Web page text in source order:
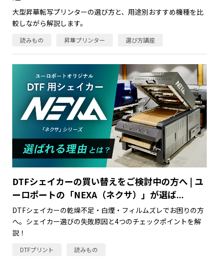
大型昇華転写プリンターの選び方と、用途別おすすめ機種を比
較しながら解説します。
読みもの 昇華プリンター 選び方講座
DTFシェイカーの買い替えをご検討中の方へ | ユ
ーロポートの「NEXA（ネクサ）」が選ば...
DTFシェイカーの乾燥不足・白煙・フィルムズレでお困りの方
へ。シェイカー選びの失敗原因と4つのチェックポイントを解
説！
DTFプリント 読みもの